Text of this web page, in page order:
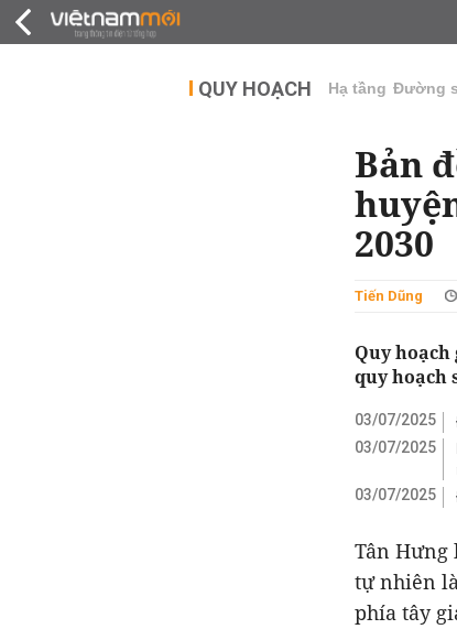
QUY HOẠCH Hạ tầng Đường
Bản
2030
Tiến Dũng
Quy
quy hoạch
03/07/2025
03/07/2025
03/07/2025
Tân Hưng
tự nhiên
phía tây